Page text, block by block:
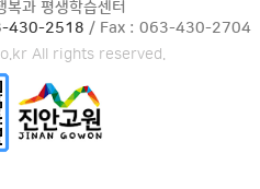
과 평생학습센터
430-2518 / Fax : 063-430-2704
All rights reserved.